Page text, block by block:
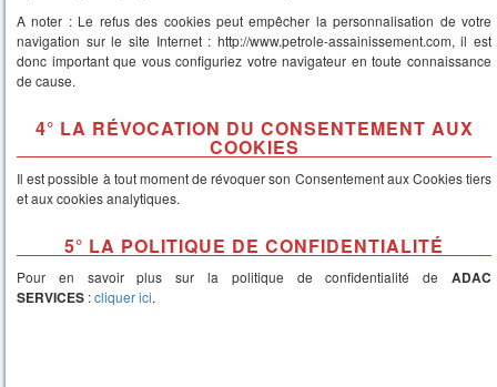
A noter : Le refus des cookies peut empêcher la personnalisation de votre
navigation sur le site Internet : http://www.petrole-assainissement.com, il est
donc important que vous configuriez votre navigateur en toute connaissance
de cause.
4° LA RÉVOCATION DU CONSENTEMENT AUX
COOKIES
Il est possible à tout moment de révoquer son Consentement aux Cookies tiers
et aux cookies analytiques.
5° LA POLITIQUE DE CONFIDENTIALITÉ
Pour en savoir plus sur la politique de confidentialité de ADAC
SERVICES :cliquer ici.